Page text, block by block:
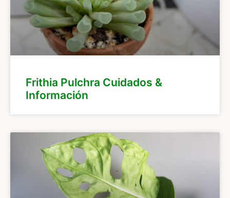
Frithia Pulchra Cuidados &
Información